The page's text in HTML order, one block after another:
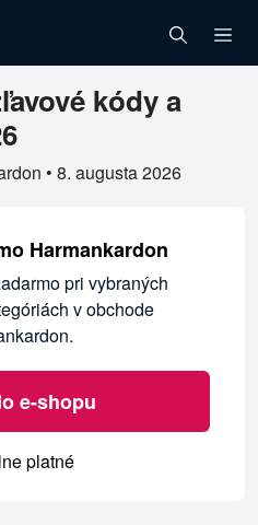
kódy a
• 8. augusta 2026
Harmankardon
pri vybraných
v obchode
e-shopu
platné